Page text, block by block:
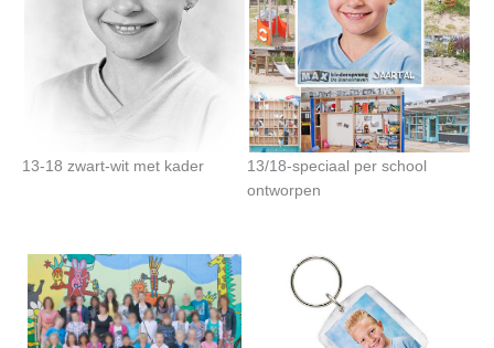
13-18 zwart-wit met kader
13/18-speciaal per school
ontworpen